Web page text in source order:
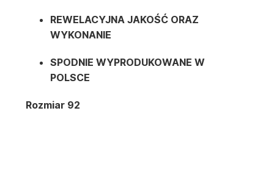
REWELACYJNA JAKOŚĆ ORAZ
WYKONANIE
SPODNIE WYPRODUKOWANE W
POLSCE
Rozmiar 92